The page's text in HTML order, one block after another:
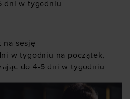
dni w tygodniu
na sesję
w tygodniu na początek,
do 4-5 dni w tygodniu